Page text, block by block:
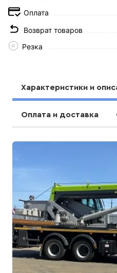
Оплата
Возврат товаров
Резка
Характеристики и
Оплата и доставка